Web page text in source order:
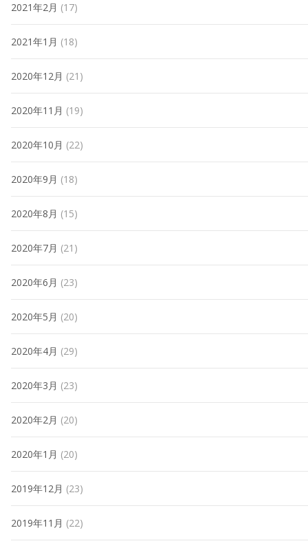
2021年2月 (17)
2021年1月 (18)
2020年12月 (21)
2020年11月 (19)
2020年10月 (22)
2020年9月 (18)
2020年8月 (15)
2020年7月 (21)
2020年6月 (23)
2020年5月 (20)
2020年4月 (29)
2020年3月 (23)
2020年2月 (20)
2020年1月 (20)
2019年12月 (23)
2019年11月 (22)